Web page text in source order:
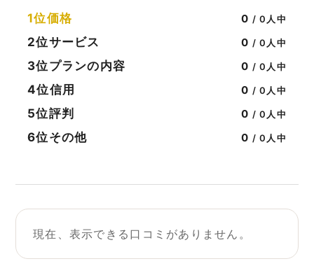
1位価格 0 / 0人中
2位サービス 0 / 0人中
3位プランの内容 0 / 0人中
4位信用 0 / 0人中
5位評判 0 / 0人中
6位その他 0 / 0人中
現在、表示できる口コミがありません。